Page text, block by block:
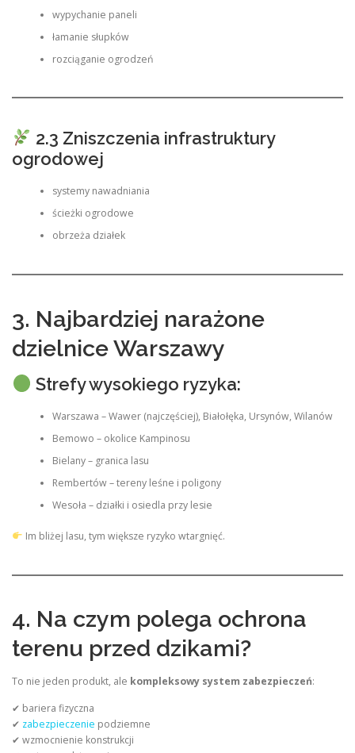
wypychanie paneli
łamanie słupków
rozciąganie ogrodzeń
2.3 Zniszczenia infrastruktury
ogrodowej
systemy nawadniania
ścieżki ogrodowe
obrzeża działek
3. Najbardziej narażone
dzielnice Warszawy
Strefy wysokiego ryzyka:
Warszawa – Wawer (najczęściej), Białołęka, Ursynów, Wilanów
Bemowo – okolice Kampinosu
Bielany – granica lasu
Rembertów – tereny leśne i poligony
Wesoła – działki i osiedla przy lesie
Im bliżej lasu, tym większe ryzyko wtargnięć.
4. Na czym polega ochrona
terenu przed dzikami?
To nie jeden produkt, ale kompleksowy system zabezpieczeń:
✔ bariera fizyczna
✔ zabezpieczenie podziemne
✔ wzmocnienie konstrukcji